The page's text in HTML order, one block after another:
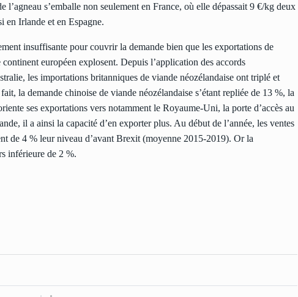
l’agneau s’emballe non seulement en France, où elle dépassait 9 €/kg deux
en Irlande et en Espagne.
insuffisante pour couvrir la demande bien que les exportations de
européen explosent. Depuis l’application des accords
les importations britanniques de viande néozélandaise ont triplé et
la demande chinoise de viande néozélandaise s’étant repliée de 13 %, la
ses exportations vers notamment le Royaume-Uni, la porte d’accès au
il a ainsi la capacité d’en exporter plus. Au début de l’année, les ventes
de 4 % leur niveau d’avant Brexit (moyenne 2015-2019). Or la
inférieure de 2 %.